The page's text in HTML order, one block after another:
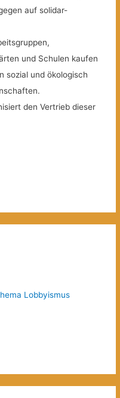
auf solidar-
und Schulen kaufen
sozial und ökologisch
den Vertrieb dieser
Lobbyismus